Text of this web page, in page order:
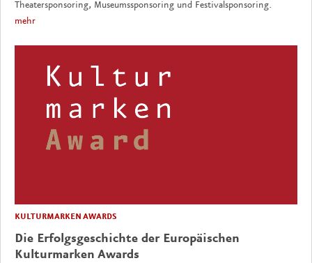
Theatersponsoring, Museumssponsoring und Festivalsponsoring.
mehr
KULTURMARKEN AWARDS
Die Erfolgsgeschichte der Europäischen
Kulturmarken Awards